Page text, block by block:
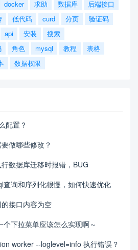
docker 求助 数据库
后端接口
低代码 curd 分页
验证码
api 安装
搜索
角色 mysql 教程
表格
数据权限
配置？
做哪些修改？
数据库迁移时报错，BUG
查询和序列化很慢，如何快速优化
接口内容为空
下拉菜单应该怎么实现啊～
worker --loglevel=info 执行错误？